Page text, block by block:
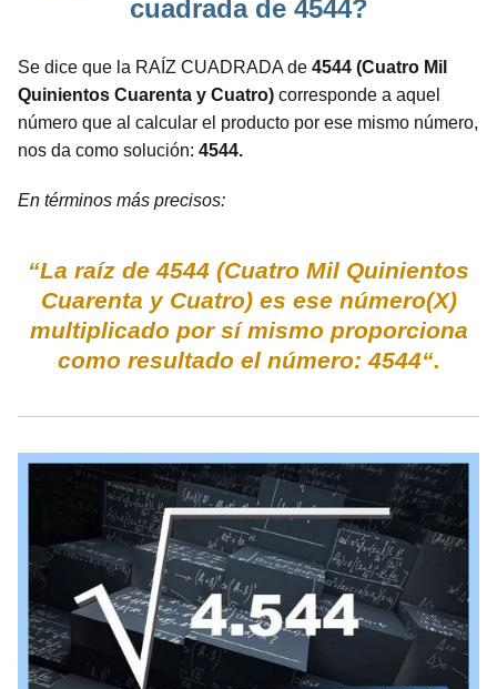
cuadrada de 4544?
Se dice que la RAÍZ CUADRADA de 4544 (Cuatro Mil
Quinientos Cuarenta y Cuatro) corresponde a aquel
número que al calcular el producto por ese mismo número,
nos da como solución: 4544.
En términos más precisos:
“La raíz de 4544 (Cuatro Mil Quinientos
Cuarenta y Cuatro) es ese número(X)
multiplicado por sí mismo proporciona
como resultado el número: 4544“.